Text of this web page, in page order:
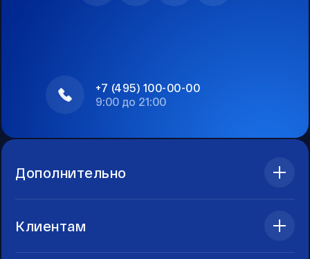
+7 (495) 100-00-00
9:00 до 21:00
Дополнительно
Клиентам